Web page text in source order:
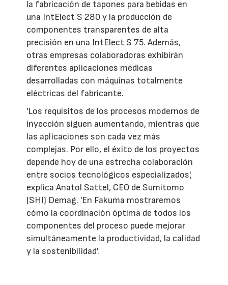
la fabricación de tapones para bebidas en
una IntElect S 280 y la producción de
componentes transparentes de alta
precisión en una IntElect S 75. Además,
otras empresas colaboradoras exhibirán
diferentes aplicaciones médicas
desarrolladas con máquinas totalmente
eléctricas del fabricante.
'Los requisitos de los procesos modernos de
inyección siguen aumentando, mientras que
las aplicaciones son cada vez más
complejas. Por ello, el éxito de los proyectos
depende hoy de una estrecha colaboración
entre socios tecnológicos especializados',
explica Anatol Sattel, CEO de Sumitomo
(SHI) Demag. 'En Fakuma mostraremos
cómo la coordinación óptima de todos los
componentes del proceso puede mejorar
simultáneamente la productividad, la calidad
y la sostenibilidad'.